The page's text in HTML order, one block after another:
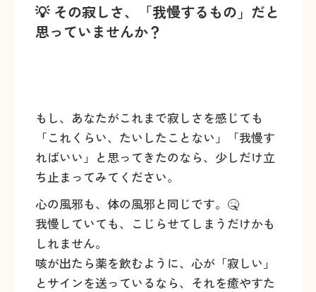
💡 その寂しさ、「我慢するもの」だと
思っていませんか？
もし、あなたがこれまで寂しさを感じても
「これくらい、たいしたことない」「我慢す
ればいい」と思ってきたのなら、少しだけ立
ち止まってみてください。
心の風邪も、体の風邪と同じです。🤒
我慢していても、こじらせてしまうだけかも
しれません。
咳が出たら薬を飲むように、心が「寂しい」
とサインを送っているなら、それを癒やすた